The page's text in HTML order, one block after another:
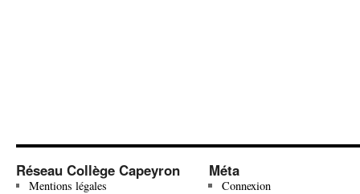
Réseau Collège Capeyron
Mentions légales
Méta
Connexion